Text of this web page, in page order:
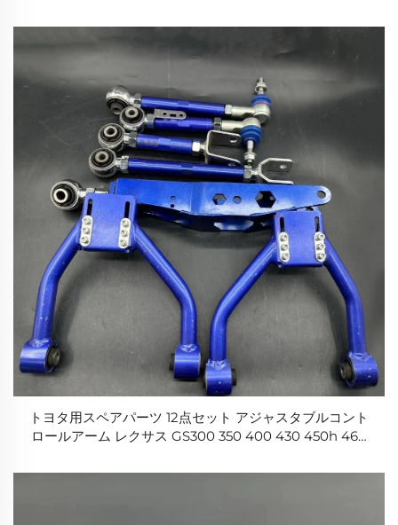
トヨタ用スペアパーツ 12点セット アジャスタブルコント
ロールアーム レクサス GS300 350 400 430 450h 460